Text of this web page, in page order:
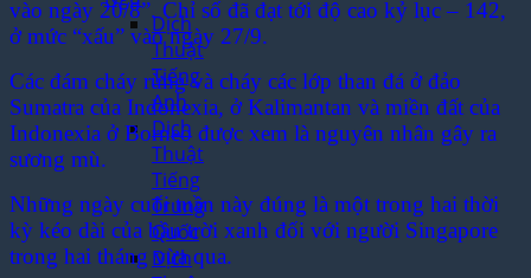
Dịch
Thuật
Tiếng
Anh
Dịch
Thuật
Tiếng
Trung
Quốc
Dịch
vào ngày 20/8”. Chỉ số đã đạt tới độ cao kỷ lục – 142,
ở mức “xấu” vào ngày 27/9.
Các đám cháy rừng và cháy các lớp than đá ở đảo
Sumatra của Indonexia, ở Kalimantan và miền đất của
Indonexia ở Borneo được xem là nguyên nhân gây ra
sương mù.
Những ngày cuối tuần này đúng là một trong hai thời
kỳ kéo dài của bầu trời xanh đối với người Singapore
trong hai tháng vừa qua.